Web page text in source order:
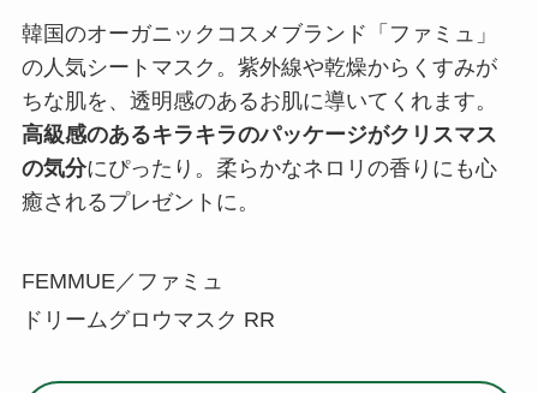
韓国のオーガニックコスメブランド「ファミュ」
の人気シートマスク。紫外線や乾燥からくすみが
ちな肌を、透明感のあるお肌に導いてくれます。
高級感のあるキラキラのパッケージがクリスマス
の気分にぴったり。柔らかなネロリの香りにも心
癒されるプレゼントに。
FEMMUE／ファミュ
ドリームグロウマスク RR